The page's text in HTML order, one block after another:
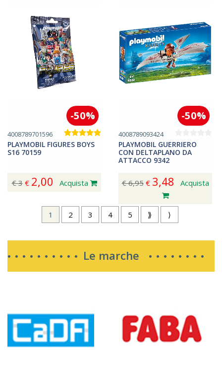
4008789701596
PLAYMOBIL FIGURES BOYS
S16 70159
€ 3€ 2,00
-50%
Acquista
4008789093424
PLAYMOBIL GUERRIERO
CON DELTAPLANO DA
ATTACCO 9342
€ 6,95€ 3,48
-50%
Acquista
1 2 3 4 5 ⟫ ⟩
Le marche